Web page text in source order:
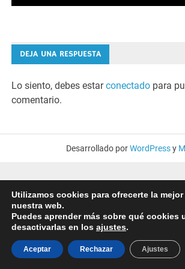
DEJA UNA RESPUESTA
Lo siento, debes estarconectado para
comentario.
Desarrollado porWordPressy
Utilizamos cookies para ofrecerte la
nuestra web.
Puedes aprender más sobre qué cookies
desactivarlas en los ajustes.
Aceptar Rechazar Ajustes